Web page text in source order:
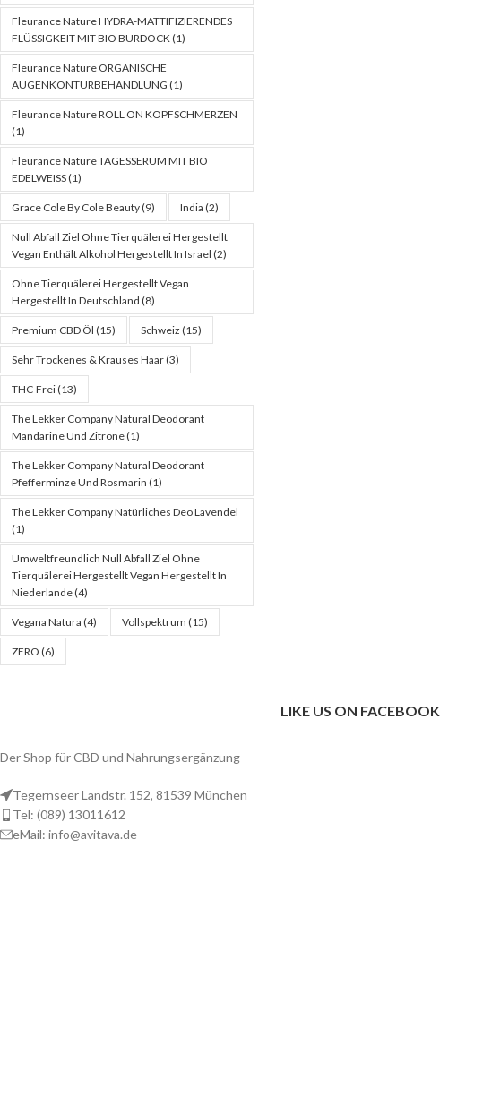
Fleurance Nature HYDRA-MATTIFIZIERENDES
FLÜSSIGKEIT MIT BIO BURDOCK(1)
Fleurance Nature ORGANISCHE
AUGENKONTURBEHANDLUNG (1)
Fleurance Nature ROLL ON KOPFSCHMERZEN
(1)
Fleurance Nature TAGESSERUM MIT BIO
EDELWEISS(1)
Grace Cole By Cole Beauty(9) India (2)
Null Abfall Ziel Ohne Tierquälerei Hergestellt
Vegan Enthält Alkohol Hergestellt In Israel (2)
Ohne Tierquälerei Hergestellt Vegan
Hergestellt In Deutschland (8)
Premium CBD Öl (15) Schweiz (15)
Sehr Trockenes & Krauses Haar(3)
THC-Frei(13)
The Lekker Company Natural Deodorant
Mandarine Und Zitrone(1)
The Lekker Company Natural Deodorant
Pfefferminze Und Rosmarin (1)
The Lekker Company Natürliches Deo Lavendel
(1)
Umweltfreundlich Null Abfall Ziel Ohne
Tierquälerei Hergestellt Vegan Hergestellt In
Niederlande(4)
Vegana Natura (4) Vollspektrum (15)
ZERO (6)
Der Shop für CBD und Nahrungsergänzung
Tegernseer Landstr. 152, 81539 München
Tel: (089) 13011612
eMail: info@avitava.de
LIKE US ON FACEBOOK